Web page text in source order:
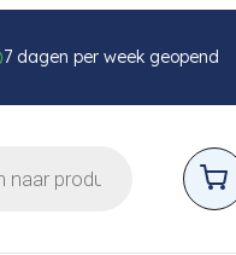
7 dagen per week geopend